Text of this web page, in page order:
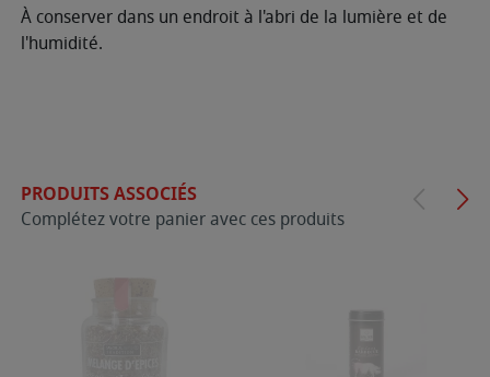
À conserver dans un endroit à l'abri de la lumière et de
l'humidité.
PRODUITS ASSOCIÉS
Complétez votre panier avec ces produits